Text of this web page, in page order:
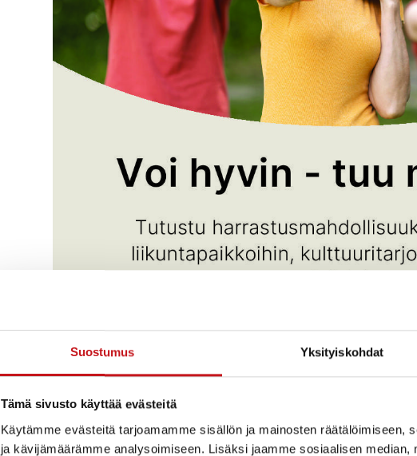
Suostumus Yksityiskohdat
Tämä sivusto käyttää evästeitä
Käytämme evästeitä tarjoamamme sisällön ja mainosten räätälöimiseen,
ja kävijämäärämme analysoimiseen. Lisäksi jaamme sosiaalisen median,